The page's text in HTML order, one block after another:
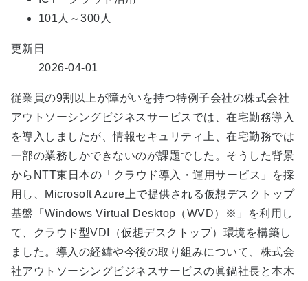
101人～300人
更新日
2026-04-01
従業員の9割以上が障がいを持つ特例子会社の株式会社
アウトソーシングビジネスサービスでは、在宅勤務導入
を導入しましたが、情報セキュリティ上、在宅勤務では
一部の業務しかできないのが課題でした。そうした背景
からNTT東日本の「クラウド導入・運用サービス」を採
用し、Microsoft Azure上で提供される仮想デスクトップ
基盤「Windows Virtual Desktop（WVD）※」を利用し
て、クラウド型VDI（仮想デスクトップ）環境を構築し
ました。導入の経緯や今後の取り組みについて、株式会
社アウトソーシングビジネスサービスの眞鍋社長と本木